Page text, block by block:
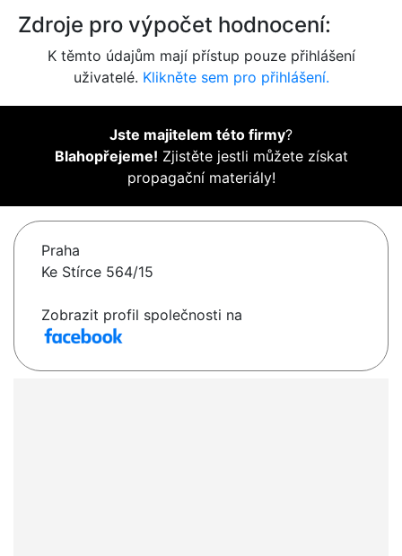
Zdroje pro výpočet hodnocení:
K těmto údajům mají přístup pouze přihlášení
uživatelé. Klikněte sem pro přihlášení.
Jste majitelem této firmy?
Blahopřejeme! Zjistěte jestli můžete získat
propagační materiály!
Praha
Ke Stírce 564/15
Zobrazit profil společnosti na